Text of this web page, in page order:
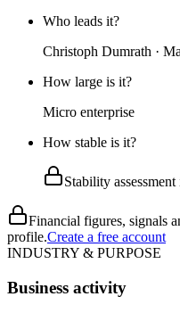
Who leads it?
Christoph Dumrath ·
How large is it?
Micro enterprise
How stable is it?
Stability
Financial figures, signals
profile.Create a free account
INDUSTRY & PURPOSE
Business activity